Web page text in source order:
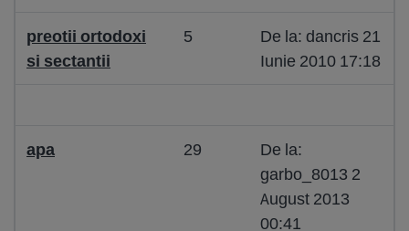
preotii ortodoxi
si sectantii
5
De la: dancris 21
Iunie 2010 17:18
apa 29
De la:
garbo_8013 2
August 2013
00:41